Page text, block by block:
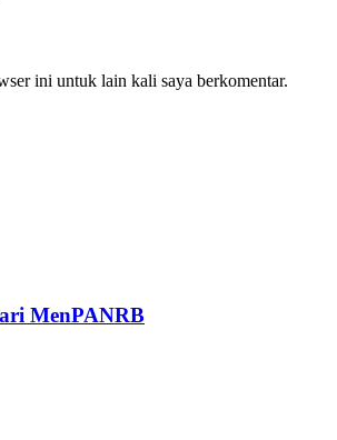
ini untuk lain kali saya berkomentar.
MenPANRB